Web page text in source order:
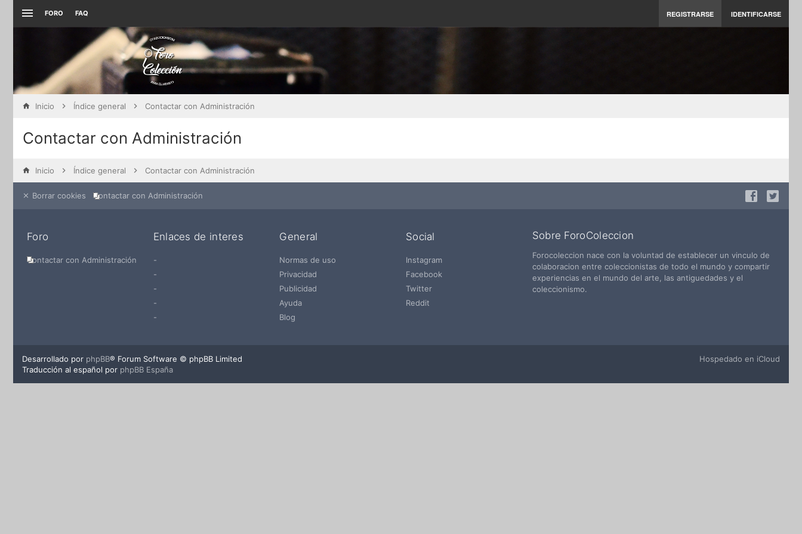
FORO FAQ REGISTRARSE IDENTIFICARSE
Inicio Índice general Contactar con Administración
Contactar con Administración
Inicio Índice general Contactar con Administración
Borrar cookies Contactar con Administración
Foro
Contactar con Administración
Enlaces de interes
-
-
-
-
-
General
Normas de uso
Privacidad
Publicidad
Ayuda
Blog
Social
Instagram
Facebook
Twitter
Reddit
Sobre ForoColeccion
Forocoleccion nace con la voluntad de establecer un vinculo de
colaboracion entre coleccionistas de todo el mundo y compartir
experiencias en el mundo del arte, las antiguedades y el
coleccionismo.
Desarrollado por phpBB® Forum Software © phpBB Limited
Traducción al español por phpBB España
Hospedado en iCloud